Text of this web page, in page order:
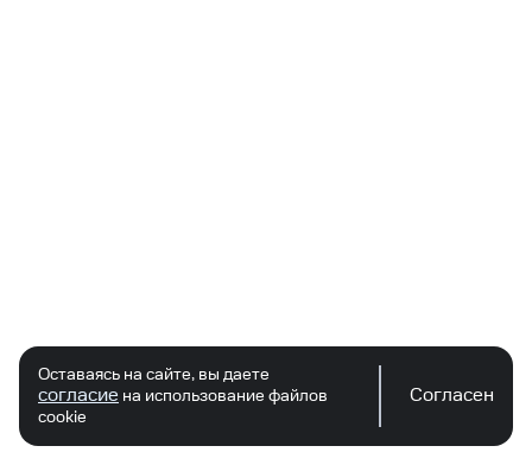
Оставаясь на сайте, вы даете
согласие на использование файлов
cookie
Согласен